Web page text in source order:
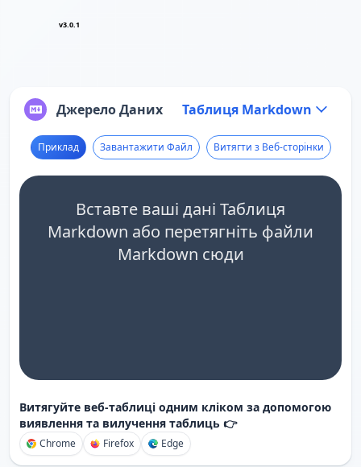
v3.0.1
Джерело Даних Таблиця Markdown
Приклад Завантажити Файл Витягти з Веб-сторінки
Вставте ваші дані Таблиця
Markdown або перетягніть файли
Markdown сюди
Витягуйте веб-таблиці одним кліком за допомогою
виявлення та вилучення таблиць 👉
Chrome Firefox Edge